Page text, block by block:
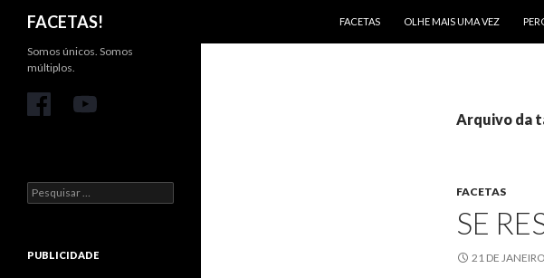
FACETAS!
FACETAS
OLHE MAIS UMA VEZ
Arquivo da
FACETAS
SE
21 DE
Somos únicos. Somos
múltiplos.
Pesquisar
por:
PUBLICIDADE